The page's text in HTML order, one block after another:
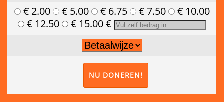
€ 2.00 € 5.00 € 6.75 € 7.50
€ 10.00
€ 12.50
€ 15.00€